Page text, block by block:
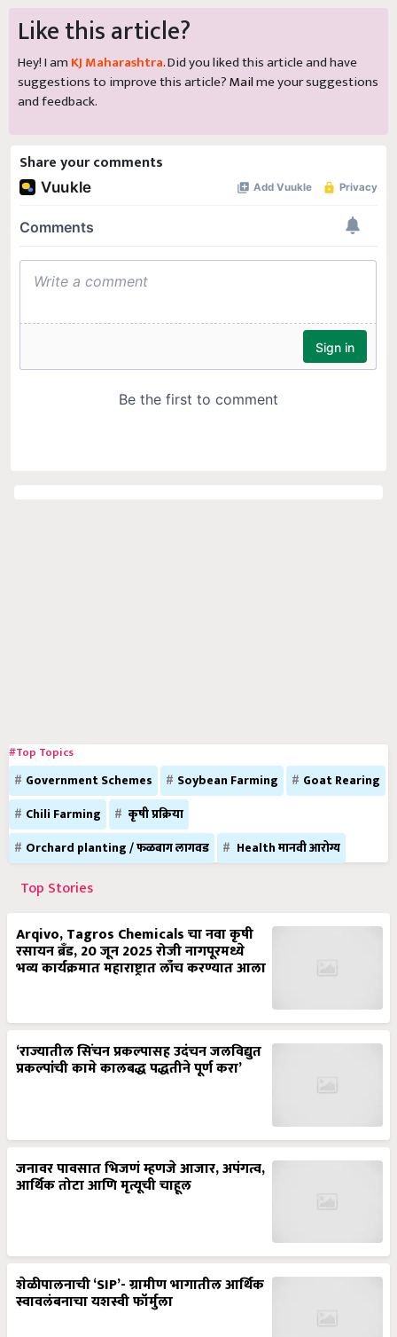
Like this article?
Hey! I amKJ Maharashtra. Did you liked this article and have
suggestions to improve this article?Mailme your suggestions
and feedback.
Government Schemes Soybean Farming
Goat Rearing
Chili Farming
कृषी प्रक्रिया
Orchard planting / फळबाग लागवड
Health मानवी आरोग्य
Top Stories
रसायन ब्रँड, 20 जून 2025 रोजी नागपूरमध्ये
भव्य कार्यक्रमात महाराष्ट्रात लाँच करण्यात आला
प्रकल्पांची कामे कालबद्ध पद्धतीने पूर्ण करा’
जनावर पावसात भिजणं म्हणजे आजार, अपंगत्व,
आर्थिक तोटा आणि मृत्यूची चाहूल
स्वावलंबनाचा यशस्वी फॉर्मुला